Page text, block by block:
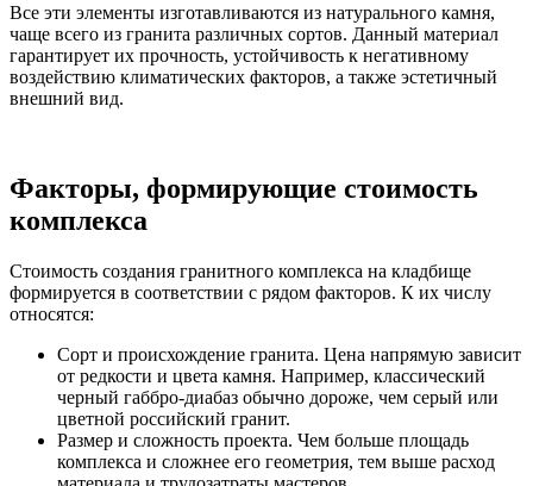
Все эти элементы изготавливаются из натурального камня,
чаще всего из гранита различных сортов. Данный материал
гарантирует их прочность, устойчивость к негативному
воздействию климатических факторов, а также эстетичный
внешний вид.
Факторы, формирующие стоимость
комплекса
Стоимость создания гранитного комплекса на кладбище
формируется в соответствии с рядом факторов. К их числу
относятся:
Сорт и происхождение гранита. Цена напрямую зависит
от редкости и цвета камня. Например, классический
черный габбро-диабаз обычно дороже, чем серый или
цветной российский гранит.
Размер и сложность проекта. Чем больше площадь
комплекса и сложнее его геометрия, тем выше расход